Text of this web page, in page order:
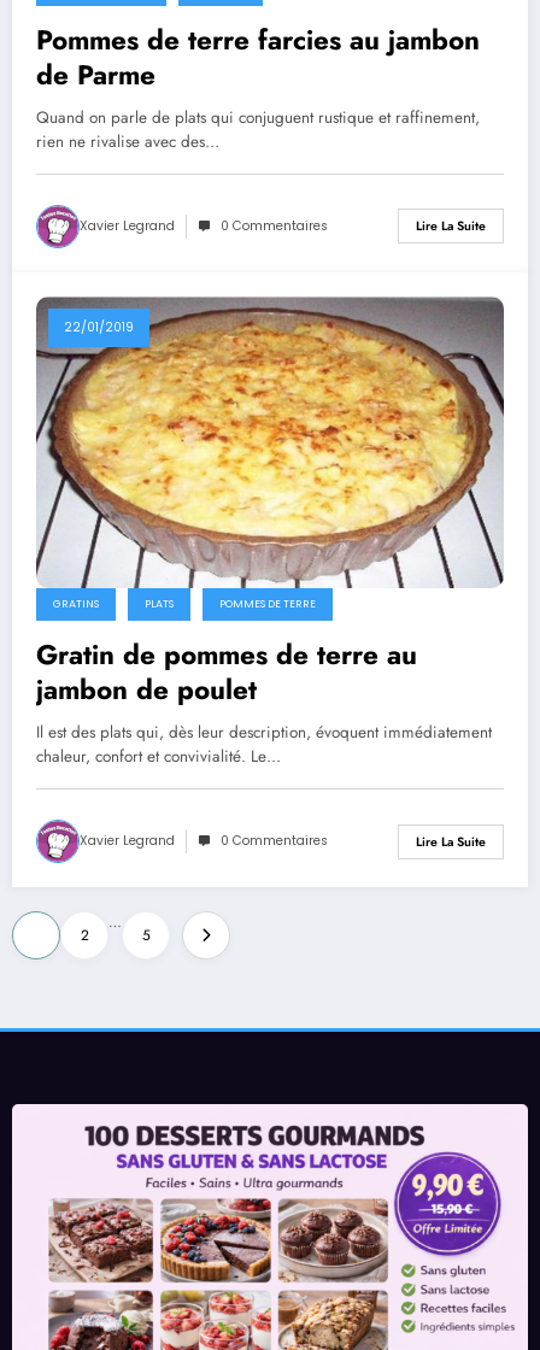
Pommes de terre farcies au jambon
de Parme
Quand on parle de plats qui conjuguent rustique et raffinement,
rien ne rivalise avec des…
Xavier Legrand 0 Commentaires Lire La Suite
22/01/2019
GRATINS PLATS POMMES DE TERRE
Gratin de pommes de terre au
jambon de poulet
Il est des plats qui, dès leur description, évoquent immédiatement
chaleur, confort et convivialité. Le…
Xavier Legrand 0 Commentaires Lire La Suite
Pagination
des
2
…
5